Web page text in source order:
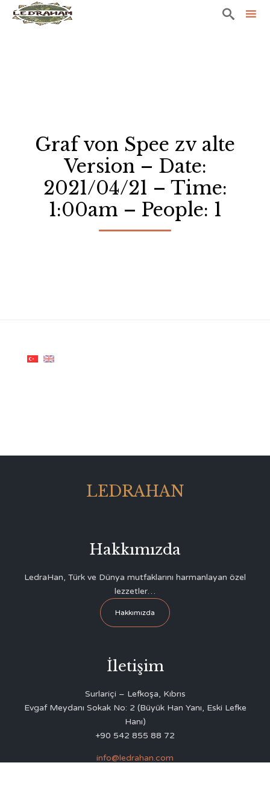

Graf von Spee zv alte
Version – Date:
2021/04/21 – Time:
1:00am – People: 1
LEDRAHAN
Hakkımızda
LedraHan, Türk ve Dünya mutfaklarını harmanlayan özel
lezzetler…
Hakkımızda
İletişim
Surlariçi – Lefkoşa, Kıbrıs
Evgaf Meydanı Sokak No: 2 (Büyük Han Yanı, Eski Lefke
Hanı)
+90 542 855 88 72
info@ledrahan.com